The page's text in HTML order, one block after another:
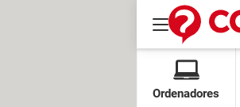
Ordenadores